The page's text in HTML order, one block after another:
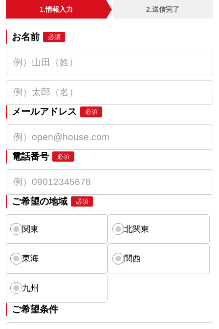
1.情報入力 2.送信完了
お名前 必須
メールアドレス 必須
電話番号 必須
ご希望の地域 必須
関東 北関東
東海 関西
九州
ご希望条件